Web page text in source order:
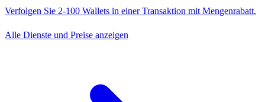
Verfolgen Sie 2-100 Wallets in einer Transaktion mit Mengenrabatt.
Alle Dienste und Preise anzeigen